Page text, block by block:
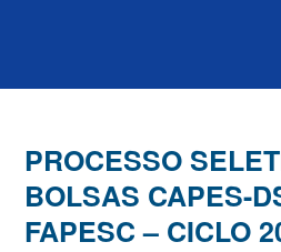
PROCESSO
BOLSAS CAPES-
FAPESC – CICLO